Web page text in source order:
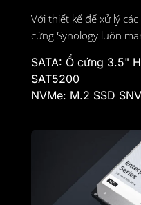
Với thiết kế để xử lý
cứng Synology luôn
SATA: Ổ cứng 3.5"
SAT5200
NVMe: M.2 SSD